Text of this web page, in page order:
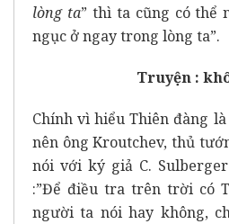
lòng ta” thì ta cũng có thể
ngục ở ngay trong lòng ta”.
Truyện :
Chính vì hiểu Thiên đàng
nên ông Kroutchev, thủ
nói với ký giả C.
:”Để điều tra trên trời có
người ta nói hay không,